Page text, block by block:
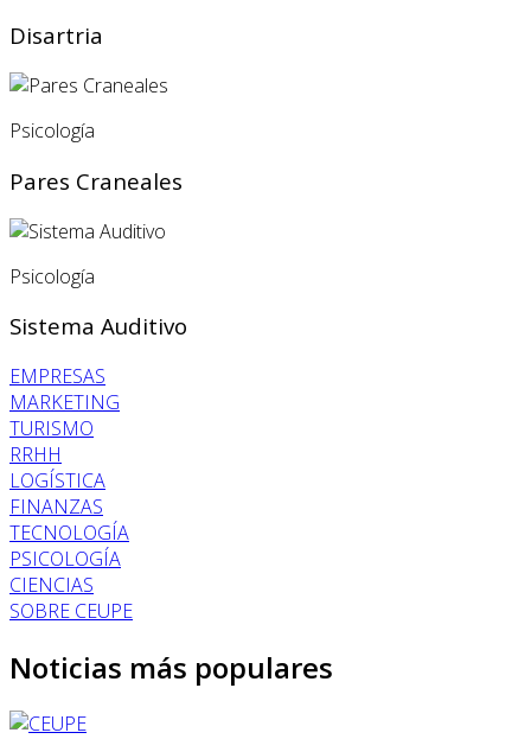
Disartria
Psicología
Pares Craneales
Psicología
Sistema Auditivo
EMPRESAS
MARKETING
TURISMO
RRHH
LOGÍSTICA
FINANZAS
TECNOLOGÍA
PSICOLOGÍA
CIENCIAS
SOBRE CEUPE
Noticias más populares